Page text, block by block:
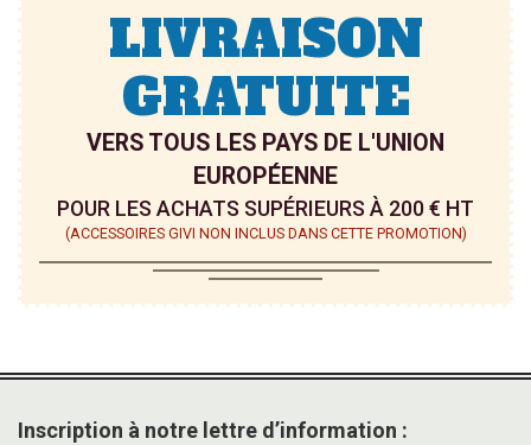
LIVRAISON
GRATUITE
VERS TOUS LES PAYS DE L'UNION
EUROPÉENNE
POUR LES ACHATS SUPÉRIEURS À 200 € HT
(ACCESSOIRES GIVI NON INCLUS DANS CETTE PROMOTION)
Inscription à notre lettre d’information :